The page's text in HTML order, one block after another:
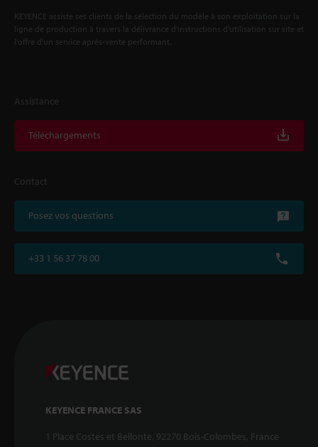
KEYENCE assiste ses clients de la sélection du modèle à son exploitation sur la
ligne de production à travers la délivrance d'instructions d'utilisation sur site et
l'offre d'un service après-vente performant.
Assistance
Téléchargements
Contact
Posez vos questions
+33 1 56 37 78 00
KEYENCE FRANCE SAS
1 Place Costes et Bellonte, 92270 Bois-Colombes, France